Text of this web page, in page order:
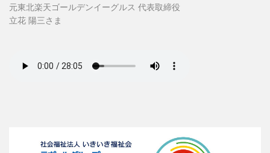
元東北楽天ゴールデンイーグルス 代表取締役
立花 陽三さま